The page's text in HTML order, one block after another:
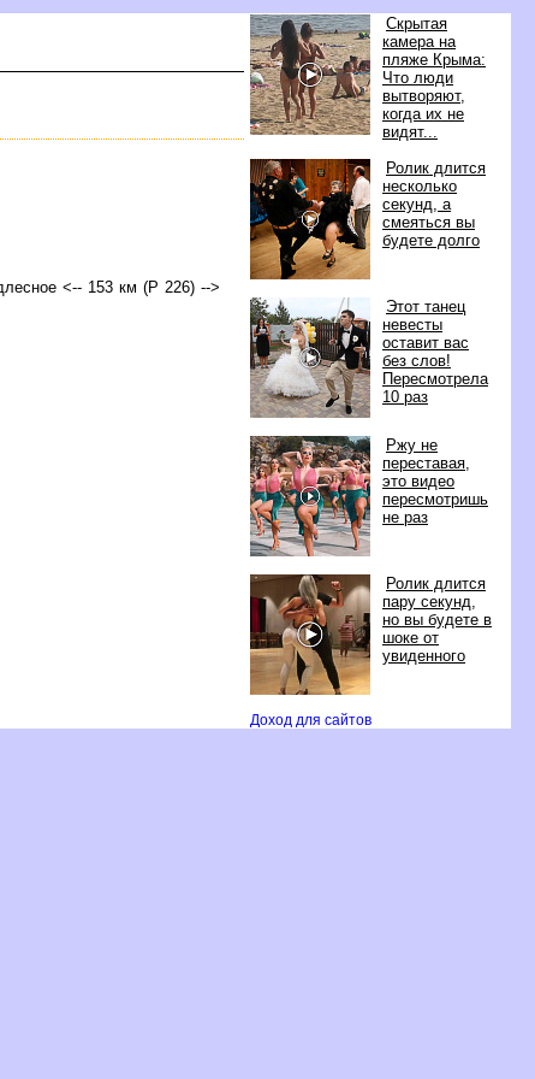
Скрытая
камера на
пляже Крыма:
Что люди
ытворяют,
когда их не
идят...
Ролик длится
несколько
секунд, а
смеяться вы
удете долго
Этот танец
невесты
оставит вас
ез слов!
Пересмотрела
10 раз
Ржу не
переставая,
это видео
пересмотришь
не раз
Ролик длится
пару секунд,
но вы будете
шоке от
увиденного
Доход для сайто
<-- 153 км (Р 226) -->